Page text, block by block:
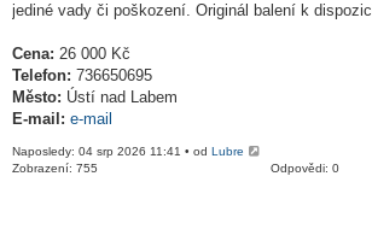
jediné vady či poškození. Originál balení k
Cena: 26 000 Kč
Telefon: 736650695
Město: Ústí nad Labem
E-mail: e-mail
Naposledy: 04 srp 2026 11:41 • od Lubre
Odpovědi: 0
Zobrazení: 755